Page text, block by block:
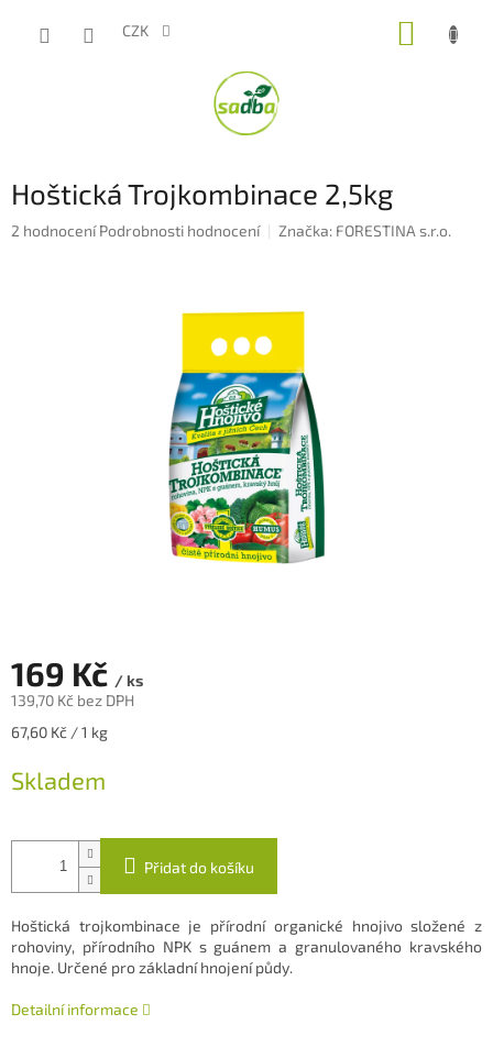
CZK
Hoštická Trojkombinace 2,5kg
Průměrné
2 hodnocení Podrobnosti hodnocení Značka: FORESTINA s.r.o.
169 Kč / ks
139,70 Kč bez DPH
Měrná
67,60 Kč / 1 kg
Skladem
Přidat do košíku
Hoštická trojkombinace je přírodní organické hnojivo složené z
rohoviny, přírodního NPK s guánem a granulovaného kravského
hnoje. Určené pro základní hnojení půdy.
Detailní informace